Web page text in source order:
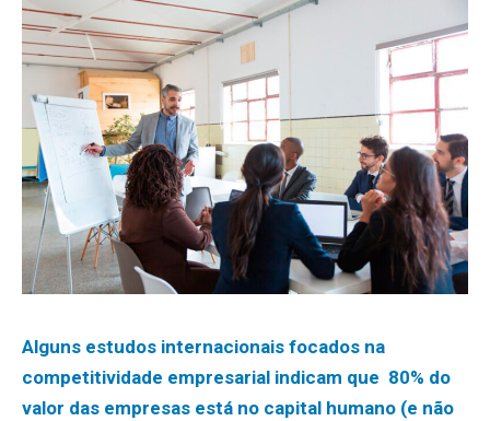
Alguns estudos internacionais focados na
competitividade empresarial indicam que 80% do
valor das empresas está no capital humano (e não